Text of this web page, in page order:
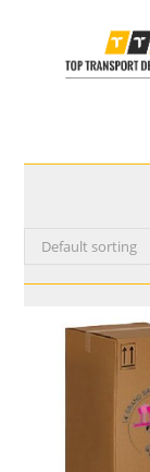
Default sorting